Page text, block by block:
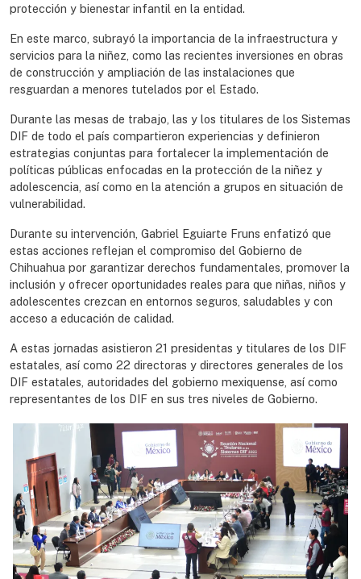
protección y bienestar infantil en la entidad.
En este marco, subrayó la importancia de la infraestructura y
servicios para la niñez, como las recientes inversiones en obras
de construcción y ampliación de las instalaciones que
resguardan a menores tutelados por el Estado.
Durante las mesas de trabajo, las y los titulares de los Sistemas
DIF de todo el país compartieron experiencias y definieron
estrategias conjuntas para fortalecer la implementación de
políticas públicas enfocadas en la protección de la niñez y
adolescencia, así como en la atención a grupos en situación de
vulnerabilidad.
Durante su intervención, Gabriel Eguiarte Fruns enfatizó que
estas acciones reflejan el compromiso del Gobierno de
Chihuahua por garantizar derechos fundamentales, promover la
inclusión y ofrecer oportunidades reales para que niñas, niños y
adolescentes crezcan en entornos seguros, saludables y con
acceso a educación de calidad.
A estas jornadas asistieron 21 presidentas y titulares de los DIF
estatales, así como 22 directoras y directores generales de los
DIF estatales, autoridades del gobierno mexiquense, así como
representantes de los DIF en sus tres niveles de Gobierno.